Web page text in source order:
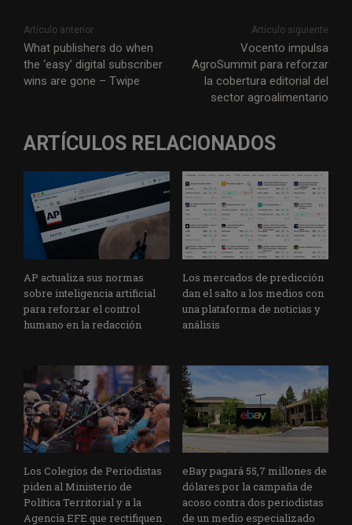
Artículo anterior
What publishers do when
the ‘easy’ digital subscriber
wins are gone – Twipe
Artículo siguiente
Vocento impulsa
AgroSummit para reforzar
la cobertura editorial del
sector agroalimentario
ARTÍCULOS RELACIONADOS
AP actualiza sus normas
sobre inteligencia artificial
para reforzar el control
humano en la redacción
Los mercados de predicción
dan el salto a los medios con
una plataforma de noticias y
análisis
Los Colegios de Periodistas
piden al Ministerio de
Política Territorial y a la
Agencia EFE que rectifiquen
eBay pagará 55,7 millones de
dólares por la campaña de
acoso contra dos periodistas
de un medio especializado